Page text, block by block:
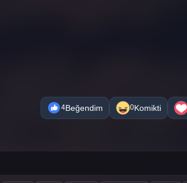
4Beğendim 0Komikti